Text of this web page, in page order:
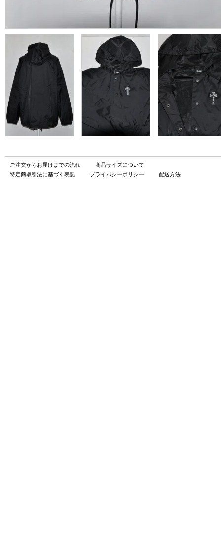
ご注文からお届けまでの流れ
商品サイズについて
特定商取引法に基づく表記
プライバシーポリシー 配送方法